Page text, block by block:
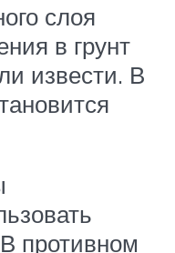
слоя
в грунт
извести. В
противном